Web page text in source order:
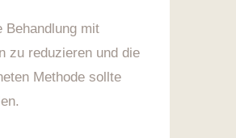
Behandlung mit
zu reduzieren und die
Methode sollte